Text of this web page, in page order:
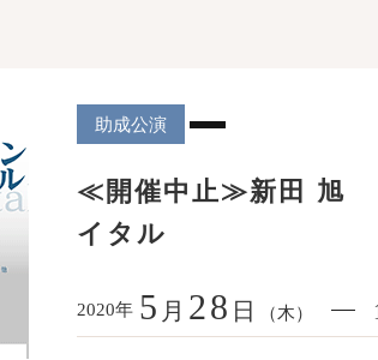
助成公演
≪開催中止≫新田 旭
イタル
2020年 5 月 28 日 （木）